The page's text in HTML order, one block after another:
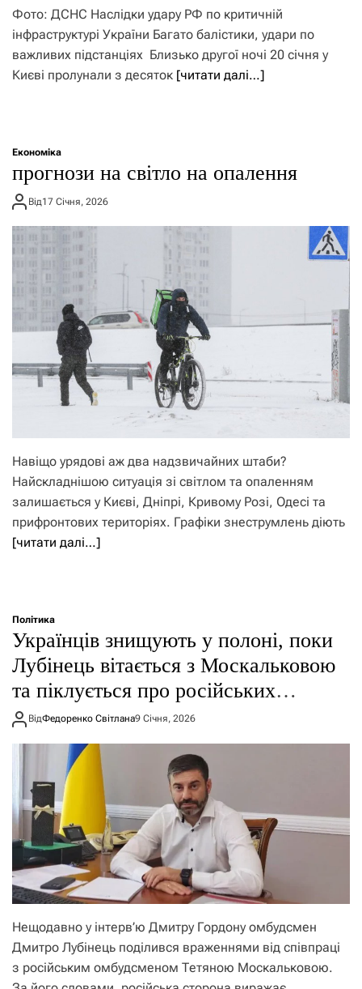
Фото: ДСНС Наслідки удару РФ по критичній
інфраструктурі України Багато балістики, удари по
важливих підстанціях Близько другої ночі 20 січня у
Києві пролунали з десяток [читати далі…]
Економіка
прогнози на світло на опалення
Від17 Січня, 2026
Навіщо урядові аж два надзвичайних штаби?
Найскладнішою ситуація зі світлом та опаленням
залишається у Києві, Дніпрі, Кривому Розі, Одесі та
прифронтових територіях. Графіки знеструмлень діють
[читати далі…]
Політика
Українців знищують у полоні, поки
Лубінець вітається з Москальковою
та піклується про російських
полонених
ВідФедоренко Світлана9 Січня, 2026
Нещодавно у інтерв’ю Дмитру Гордону омбудсмен
Дмитро Лубінець поділився враженнями від співпраці
з російським омбудсменом Тетяною Москальковою.